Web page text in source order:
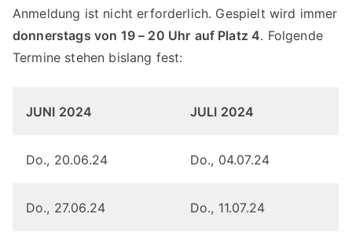
Anmeldung ist nicht erforderlich. Gespielt wird immer
donnerstags von 19 – 20 Uhr auf Platz 4. Folgende
Termine stehen bislang fest:
JUNI 2024 JULI 2024
Do., 20.06.24 Do., 04.07.24
Do., 27.06.24 Do., 11.07.24